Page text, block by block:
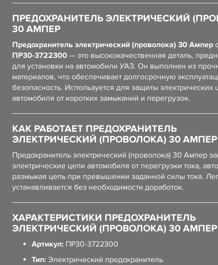
ПРЕДОХРАНИТЕЛЬ ЭЛЕКТРИЧЕСКИЙ
30 АМПЕР
Предохранитель электрический (проволока) 30 Ампер
ПР30-3722300 — это высококачественная деталь,
для установки на автомобили УАЗ. Он выполнен из
материалов, что обеспечивает долгосрочную
безопасность. Используется для защиты электрических
автомобиля от коротких замыканий и перегрузок.
КАК РАБОТАЕТ ПРЕДОХРАНИТЕЛЬ
ЭЛЕКТРИЧЕСКИЙ (ПРОВОЛОКА) 30 АМПЕР
Предохранитель электрический (проволока) 30 Ампер
электрические цепи автомобиля от перегрузки тока,
размыкая цепь при превышении заданной силы тока.
устанавливается без необходимости доработок.
ХАРАКТЕРИСТИКИ ПРЕДОХРАНИТЕЛЬ
ЭЛЕКТРИЧЕСКИЙ (ПРОВОЛОКА) 30 АМПЕР
Артикул: ПР30-3722300
Тип: Электрический предохранитель